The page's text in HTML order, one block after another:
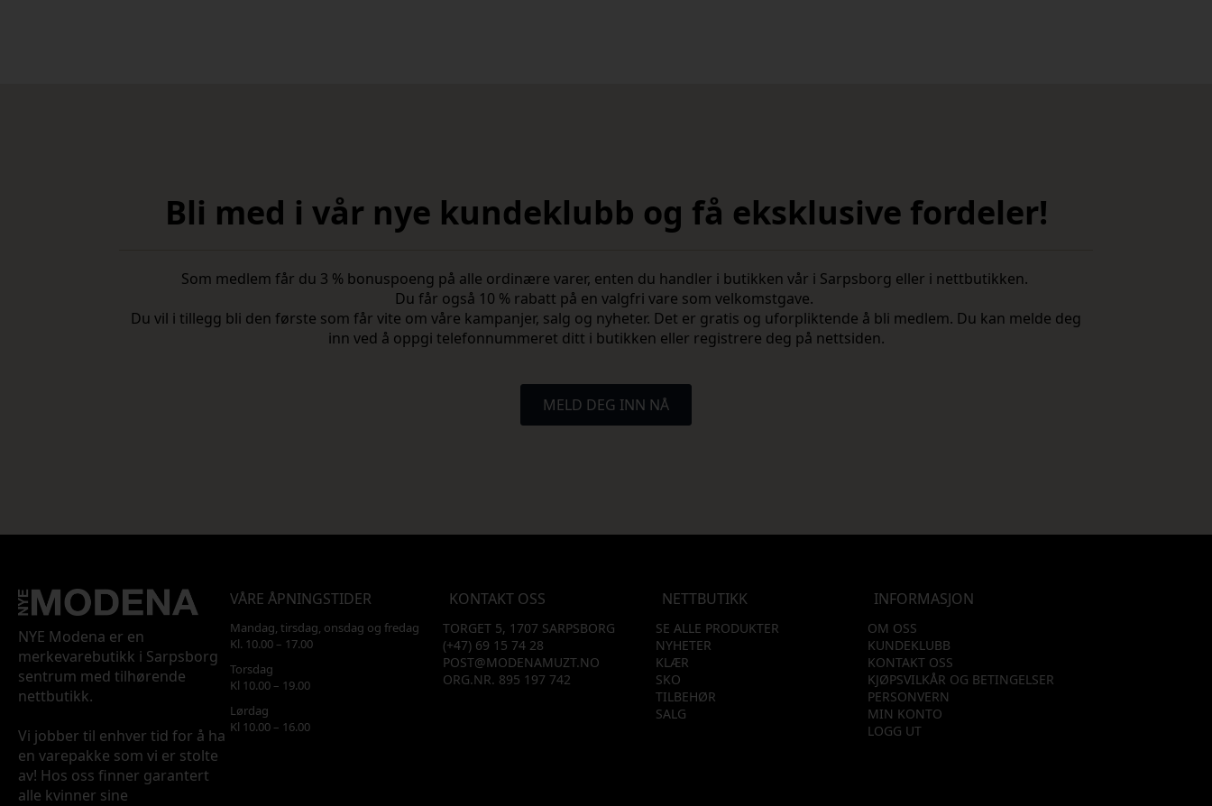
Bli med i vår nye kundeklubb og få eksklusive fordeler!
Som medlem får du 3 % bonuspoeng på alle ordinære varer, enten du handler i butikken vår i Sarpsborg eller i nettbutikken.
Du får også 10 % rabatt på en valgfri vare som velkomstgave.
Du vil i tillegg bli den første som får vite om våre kampanjer, salg og nyheter. Det er gratis og uforpliktende å bli medlem. Du kan melde deg
inn ved å oppgi telefonnummeret ditt i butikken eller registrere deg på nettsiden.
MELD DEG INN NÅ
NYE Modena er en
merkevarebutikk i Sarpsborg
sentrum med tilhørende
nettbutikk.
Vi jobber til enhver tid for å ha
en varepakke som vi er stolte
av! Hos oss finner garantert
alle kvinner sine
VÅRE ÅPNINGSTIDER
Mandag, tirsdag, onsdag og fredag
Kl. 10.00 – 17.00
Torsdag
Kl 10.00 – 19.00
Lørdag
Kl 10.00 – 16.00
KONTAKT OSS
TORGET 5, 1707 SARPSBORG
(+47) 69 15 74 28
POST@MODENAMUZT.NO
ORG.NR. 895 197 742
NETTBUTIKK
SE ALLE PRODUKTER
NYHETER
KLÆR
SKO
TILBEHØR
SALG
INFORMASJON
OM OSS
KUNDEKLUBB
KONTAKT OSS
KJØPSVILKÅR OG BETINGELSER
PERSONVERN
MIN KONTO
LOGG UT